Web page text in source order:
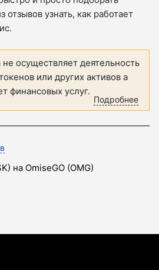
узнать, как работает
осуществляет деятельность
или других активов а
финансовых услуг.
Подробнее
на OmiseGO (OMG)